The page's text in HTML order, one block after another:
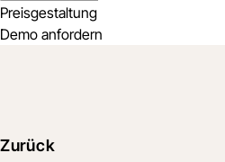
Preisgestaltung
Demo anfordern
Zurück